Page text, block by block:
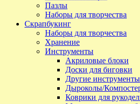
Пазлы
Наборы для творчества
Скрапбукинг
Наборы для творчества
Хранение
Инструменты
Акриловые блоки
Доски для биговки
Другие инструменты
Дыроколы/
Коврики для